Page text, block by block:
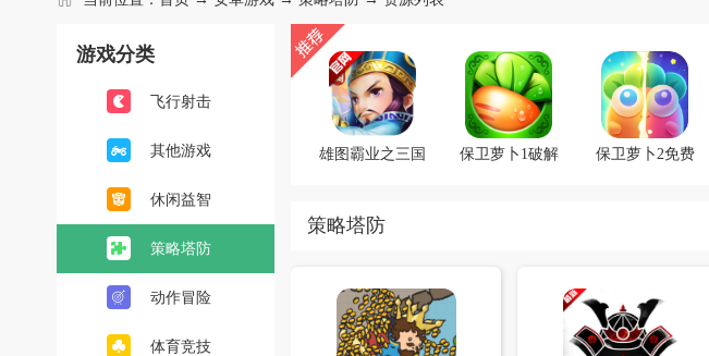
游戏分类
飞行射击
其他游戏
休闲益智
策略塔防
动作冒险
体育竞技
雄图霸业之三国
保卫萝卜1破解
保卫萝卜2免费
策略塔防